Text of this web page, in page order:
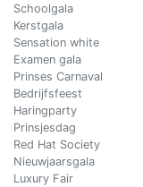
Schoolgala
Kerstgala
Sensation white
Examen gala
Prinses Carnaval
Bedrijfsfeest
Haringparty
Prinsjesdag
Red Hat Society
Nieuwjaarsgala
Luxury Fair